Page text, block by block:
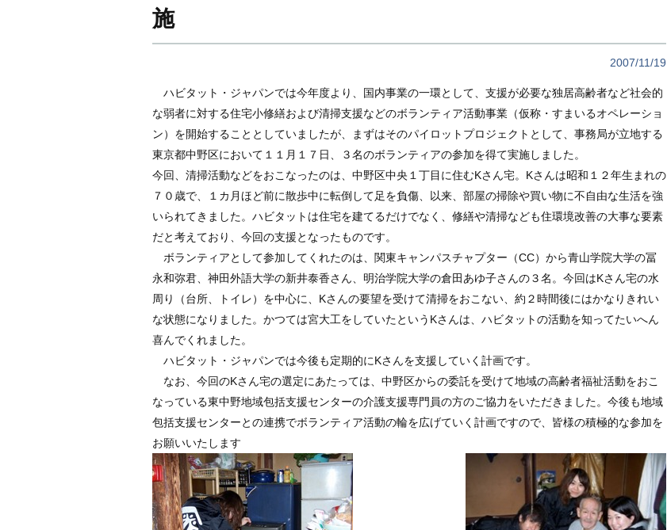
施
2007/11/19
ハビタット・ジャパンでは今年度より、国内事業の一環として、支援が必要な独居高齢者など社会的
な弱者に対する住宅小修繕および清掃支援などのボランティア活動事業（仮称・すまいるオペレーショ
ン）を開始することとしていましたが、まずはそのパイロットプロジェクトとして、事務局が立地する
東京都中野区において１１月１７日、３名のボランティアの参加を得て実施しました。
今回、清掃活動などをおこなったのは、中野区中央１丁目に住むKさん宅。Kさんは昭和１２年生まれの
７０歳で、１カ月ほど前に散歩中に転倒して足を負傷、以来、部屋の掃除や買い物に不自由な生活を強
いられてきました。ハビタットは住宅を建てるだけでなく、修繕や清掃なども住環境改善の大事な要素
だと考えており、今回の支援となったものです。
ボランティアとして参加してくれたのは、関東キャンパスチャプター（CC）から青山学院大学の冨
永和弥君、神田外語大学の新井泰香さん、明治学院大学の倉田あゆ子さんの３名。今回はKさん宅の水
周り（台所、トイレ）を中心に、Kさんの要望を受けて清掃をおこない、約２時間後にはかなりきれい
な状態になりました。かつては宮大工をしていたというKさんは、ハビタットの活動を知ってたいへん
喜んでくれました。
ハビタット・ジャパンでは今後も定期的にKさんを支援していく計画です。
なお、今回のKさん宅の選定にあたっては、中野区からの委託を受けて地域の高齢者福祉活動をおこ
なっている東中野地域包括支援センターの介護支援専門員の方のご協力をいただきました。今後も地域
包括支援センターとの連携でボランティア活動の輪を広げていく計画ですので、皆様の積極的な参加を
お願いいたします